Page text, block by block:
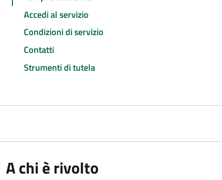
Accedi al servizio
Condizioni di servizio
Contatti
Strumenti di tutela
A chi è rivolto